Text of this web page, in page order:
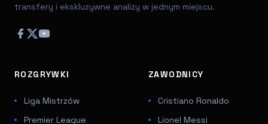
transfery i ekskluzywne analizy w jednym miejscu.
ROZGRYWKI
Liga Mistrzów
Premier League
ZAWODNICY
Cristiano Ronaldo
Lionel Messi